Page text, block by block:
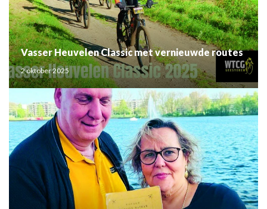
Vasser Heuvelen Classic met vernieuwde routes
2 oktober 2025